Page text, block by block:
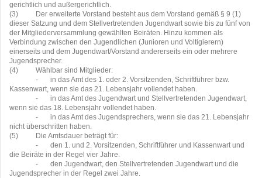
gerichtlich und außergerichtlich.
(3)
Der erweiterte Vorstand besteht aus dem Vorstand gemäß § 9 (1)
dieser Satzung und dem Stellvertretenden Jugendwart sowie bis zu fünf von
der Mitgliederversammlung gewählten Beiräten. Hinzu kommen als
Verbindung zwischen den Jugendlichen (Junioren und Voltigierern)
einerseits und dem Jugendwart/Vorstand andererseits ein oder mehrere
Jugendsprecher.
(4)
Wählbar sind Mitglieder:
-
in das Amt des 1. oder 2. Vorsitzenden, Schriftführer bzw.
Kassenwart, wenn sie das 21. Lebensjahr vollendet haben.
-
in das Amt des Jugendwart und Stellvertretenden Jugendwart,
wenn sie das 18. Lebensjahr vollendet haben.
-
in das Amt des Jugendsprechers, wenn sie das 21. Lebensjahr
nicht überschritten haben.
(5)
Die Amtsdauer beträgt für:
-
den 1. und 2. Vorsitzenden, Schriftführer und Kassenwart und
die Beiräte in der Regel vier Jahre.
-
den Jugendwart, den Stellvertretenden Jugendwart und die
Jugendsprecher in der Regel zwei Jahre.